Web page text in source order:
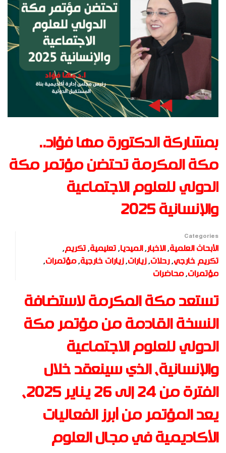
بمشاركة الدكتورة مها فؤاد..
مكة المكرمة تحتضن مؤتمر مكة
الدولي للعلوم الاجتماعية
والإنسانية 2025
Categories
الأبحاث العلمية, الاخبار, الميديا, تعليمية, تكريم,
تكريم خارجي,رحلات,زيارات,زيارات خارجية,مؤتمرات,
مؤتمرات,محاضرات
تستعد مكة المكرمة لاستضافة
النسخة القادمة من مؤتمر مكة
الدولي للعلوم الاجتماعية
والإنسانية، الذي سينعقد خلال
الفترة من 24 إلى 26 يناير 2025،
يعد المؤتمر من أبرز الفعاليات
الأكاديمية في مجال العلوم